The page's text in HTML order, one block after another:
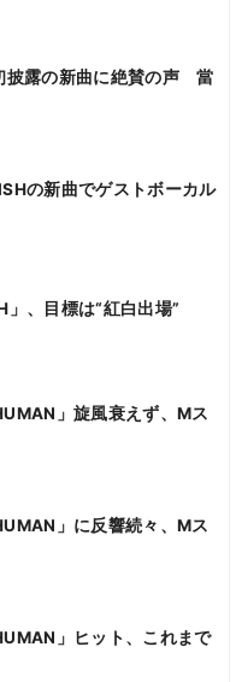
披露の新曲に絶賛の声 當
の新曲でゲストボーカル
」、目標は“紅白出場”
」旋風衰えず、Mス
」に反響続々、Mス
」ヒット、これまで